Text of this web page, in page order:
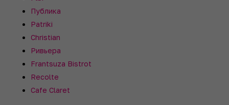
Публика
Patriki
Christian
Ривьера
Frantsuza Bistrot
Recolte
Cafe Claret